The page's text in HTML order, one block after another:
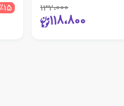
132،000
118،800
٪15